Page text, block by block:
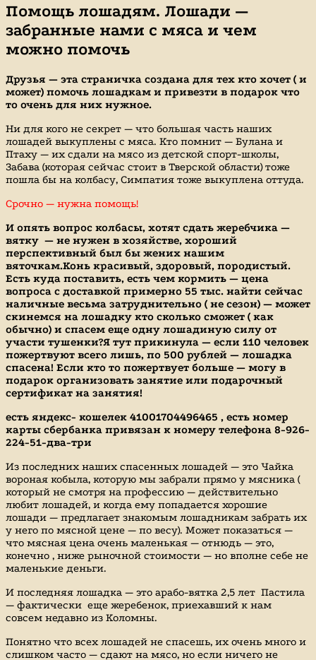
Помощь лошадям. Лошади —
забранные нами с мяса и чем
можно помочь
Друзья — эта страничка создана для тех кто хочет ( и
может) помочь лошадкам и привезти в подарок что
то очень для них нужное.
Ни для кого не секрет — что большая часть наших
лошадей выкуплены с мяса. Кто помнит — Булана и
Птаху — их сдали на мясо из детской спорт-школы,
Забава (которая сейчас стоит в Тверской области) тоже
пошла бы на колбасу, Симпатия тоже выкуплена оттуда.
Срочно — нужна помощь!
И опять вопрос колбасы, хотят сдать жеребчика —
вятку — не нужен в хозяйстве, хороший
перспективный был бы жених нашим
вяточкам.Конь красивый, здоровый, породистый.
Есть куда поставить, есть чем кормить — цена
вопроса с доставкой примерно 55 тыс. найти сейчас
наличные весьма затруднительно ( не сезон) — может
скинемся на лошадку кто сколько сможет ( как
обычно) и спасем еще одну лошадиную силу от
участи тушенки?Я тут прикинула — если 110 человек
пожертвуют всего лишь, по 500 рублей — лошадка
спасена! Если кто то пожертвует больше — могу в
подарок организовать занятие или подарочный
сертификат на занятия!
есть яндекс- кошелек 41001704496465 , есть номер
карты сбербанка привязан к номеру телефона 8-926-
224-51-два-три
Из последних наших спасенных лошадей — это Чайка
вороная кобыла, которую мы забрали прямо у мясника (
который не смотря на профессию — действительно
любит лошадей, и когда ему попадается хорошие
лошади — предлагает знакомым лошадникам забрать их
у него по мясной цене — по весу). Может показаться —
что мясная цена очень маленькая — отнюдь — это,
конечно , ниже рыночной стоимости — но вполне себе не
маленькие деньги.
И последняя лошадка — это арабо-вятка 2,5 лет Пастила
— фактически еще жеребенок, приехавший к нам
совсем недавно из Коломны.
Понятно что всех лошадей не спасешь, их очень много и
слишком часто — сдают на мясо, но если ничего не